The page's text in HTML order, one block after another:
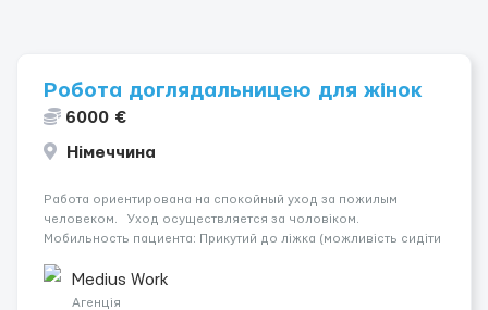
Робота доглядальницею для жінок
6000 €
Німеччина
Работа ориентирована на спокойный уход за пожилым
человеком. Уход осуществляется за чоловіком.
Мобильность пациента: Прикутий до ліжка (можливість сидіти
Ночной уход: Вночі спить не прокидаючись. Условия и т...
Medius Work
Агенція